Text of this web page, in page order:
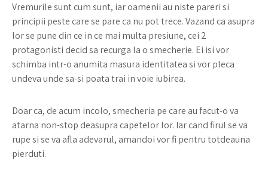
Vremurile sunt cum sunt, iar oamenii au niste pareri si
principii peste care se pare ca nu pot trece. Vazand ca asupra
lor se pune din ce in ce mai multa presiune, cei 2
protagonisti decid sa recurga la o smecherie. Ei isi vor
schimba intr-o anumita masura identitatea si vor pleca
undeva unde sa-si poata trai in voie iubirea.
Doar ca, de acum incolo, smecheria pe care au facut-o va
atarna non-stop deasupra capetelor lor. Iar cand firul se va
rupe si se va afla adevarul, amandoi vor fi pentru totdeauna
pierduti.